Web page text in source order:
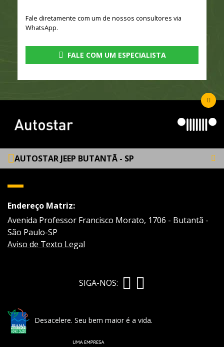
Fale diretamente com um de nossos consultores via
WhatsApp.
FALE COM UM ESPECIALISTA
AUTOSTAR JEEP BUTANTÃ - SP
Endereço Matriz:
Avenida Professor Francisco Morato, 1706 - Butantã -
São Paulo-SP
Aviso de Texto Legal
SIGA-NOS:
Desacelere. Seu bem maior é a vida.